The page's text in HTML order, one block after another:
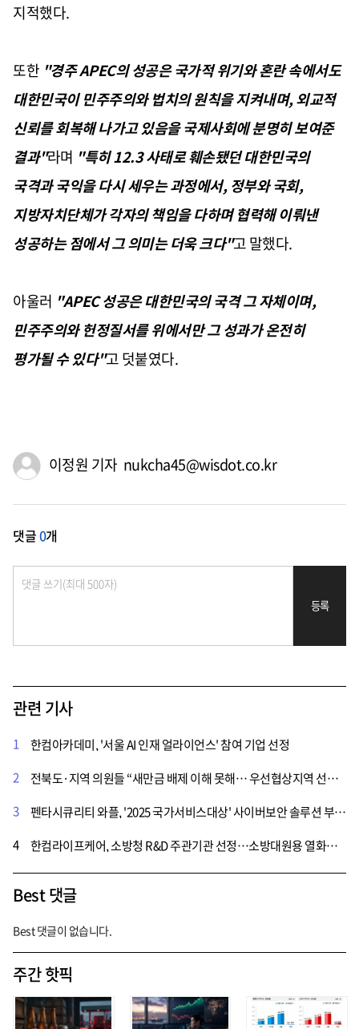
지적했다.
또한 "경주 APEC의 성공은 국가적 위기와 혼란 속에서도
대한민국이 민주주의와 법치의 원칙을 지켜내며, 외교적
신뢰를 회복해 나가고 있음을 국제사회에 분명히 보여준
결과"라며 "특히 12.3 사태로 훼손됐던 대한민국의
국격과 국익을 다시 세우는 과정에서, 정부와 국회,
지방자치단체가 각자의 책임을 다하며 협력해 이뤄낸
성공하는 점에서 그 의미는 더욱 크다"고 말했다.
아울러 "APEC 성공은 대한민국의 국격 그 자체이며,
민주주의와 헌정질서를 위에서만 그 성과가 온전히
평가될 수 있다"고 덧붙였다.
이정원 기자 nukcha45@wisdot.co.kr
댓글0개
등록
관련 기사
1
한컴아카데미, '서울 AI 인재 얼라이언스' 참여 기업 선정
2
전북도·지역 의원들 “새만금 배제 이해 못해… 우선협상지역 선정 백지화하라”
3
펜타시큐리티 와플, '2025 국가서비스대상' 사이버보안 솔루션 부문에 2년 연속 선정
4
한컴라이프케어, 소방청 R&D 주관기관 선정…소방대원용 열화상 장비 개발 나서
Best 댓글
Best 댓글이 없습니다.
주간 핫픽